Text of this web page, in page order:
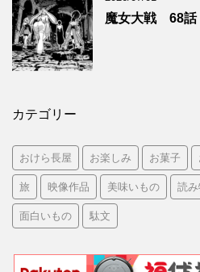
魔女大戦 68
カテゴリー
おけら長屋 お楽しみ お菓子
旅 映像作品 美味いもの 読み
面白いもの 駄文